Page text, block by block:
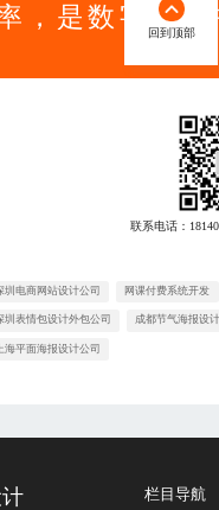
，是数字营
联系电话：
圳电商网站设计公司 网课付费系统开发
圳表情包设计外包公司 成都节气海报设
上海平面海报设计公司
回到顶部
栏目导航